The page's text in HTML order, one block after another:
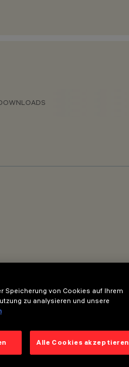
Speicherung von Cookies auf Ihrem
zu analysieren und unsere
Alle Cookies akzeptieren